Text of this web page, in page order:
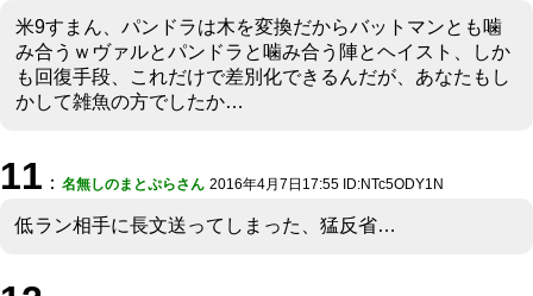
米9すまん、パンドラは木を変換だからバットマンとも噛
み合うｗヴァルとパンドラと噛み合う陣とヘイスト、しか
も回復手段、これだけで差別化できるんだが、あなたもし
かして雑魚の方でしたか…
11 ： 名無しのまとぷらさん 2016年4月7日17:55 ID:NTc5ODY1N
低ラン相手に長文送ってしまった、猛反省…